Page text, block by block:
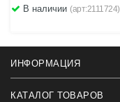
В наличии (арт:2111724)
ИНФОРМАЦИЯ
КАТАЛОГ ТОВАРОВ